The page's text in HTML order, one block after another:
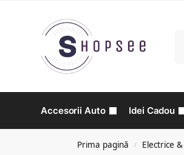
Accesorii Auto Idei Cadou
Prima pagină / Electrice